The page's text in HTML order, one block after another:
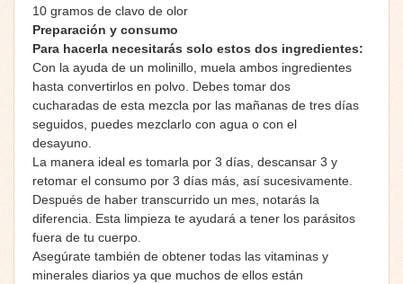
10 gramos de clavo de olor
Preparación y consumo
Para hacerla necesitarás solo estos dos ingredientes:
Con la ayuda de un molinillo, muela ambos ingredientes
hasta convertirlos en polvo. Debes tomar dos
cucharadas de esta mezcla por las mañanas de tres días
seguidos, puedes mezclarlo con agua o con el
desayuno.
La manera ideal es tomarla por 3 días, descansar 3 y
retomar el consumo por 3 días más, así sucesivamente.
Después de haber transcurrido un mes, notarás la
diferencia. Esta limpieza te ayudará a tener los parásitos
fuera de tu cuerpo.
Asegúrate también de obtener todas las vitaminas y
minerales diarios ya que muchos de ellos están